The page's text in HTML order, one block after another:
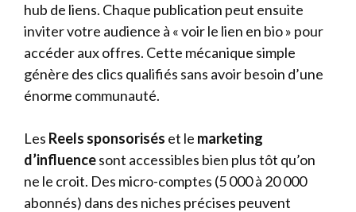
hub de liens. Chaque publication peut ensuite
inviter votre audience à « voir le lien en bio » pour
accéder aux offres. Cette mécanique simple
génère des clics qualifiés sans avoir besoin d’une
énorme communauté.
Les Reels sponsorisés et le marketing
d’influencesont accessibles bien plus tôt qu’on
ne le croit. Des micro-comptes (5 000 à 20 000
abonnés) dans des niches précises peuvent